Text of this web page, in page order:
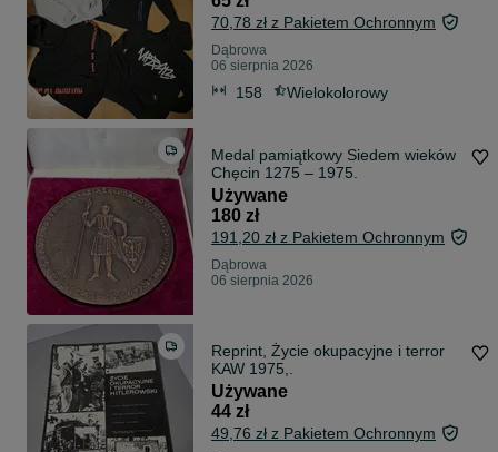
70,78 zł z Pakietem Ochronnym
Dąbrowa
06 sierpnia 2026
158 Wielokolorowy
Medal pamiątkowy Siedem wieków
Chęcin 1275 – 1975.
Używane
180 zł
191,20 zł z Pakietem Ochronnym
Dąbrowa
06 sierpnia 2026
Reprint, Życie okupacyjne i terror
KAW 1975,.
Używane
44 zł
49,76 zł z Pakietem Ochronnym